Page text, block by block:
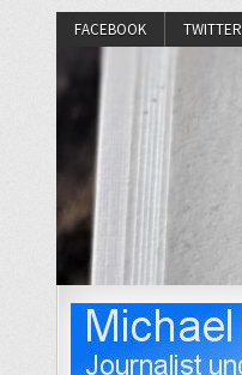
FACEBOOK TWITTER